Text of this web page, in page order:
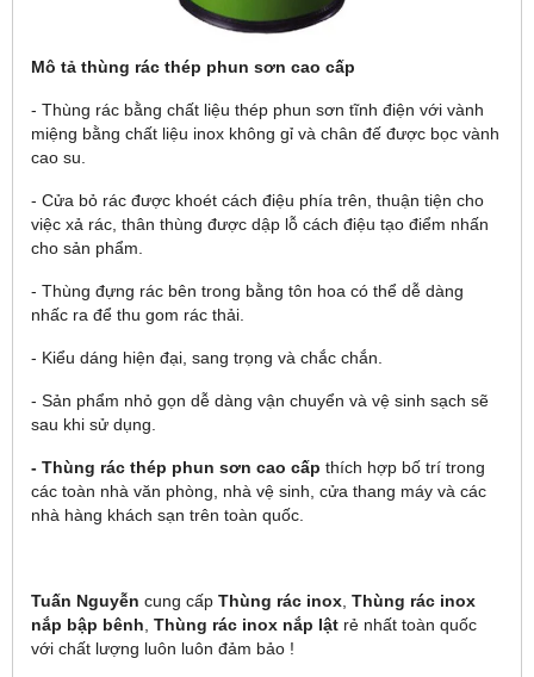
Mô tả thùng rác thép phun sơn cao cấp
- Thùng rác bằng chất liệu thép phun sơn tĩnh điện với vành
miệng bằng chất liệu inox không gỉ và chân đế được bọc vành
cao su.
- Cửa bỏ rác được khoét cách điệu phía trên, thuận tiện cho
việc xả rác, thân thùng được dập lỗ cách điệu tạo điểm nhấn
cho sản phẩm.
- Thùng đựng rác bên trong bằng tôn hoa có thể dễ dàng
nhấc ra để thu gom rác thải.
- Kiểu dáng hiện đại, sang trọng và chắc chắn.
- Sản phẩm nhỏ gọn dễ dàng vận chuyển và vệ sinh sạch sẽ
sau khi sử dụng.
- Thùng rác thép phun sơn cao cấp thích hợp bố trí trong
các toàn nhà văn phòng, nhà vệ sinh, cửa thang máy và các
nhà hàng khách sạn trên toàn quốc.
Tuấn Nguyễn cung cấp Thùng rác inox Thùng rác inox
nắp bập bênh Thùng rác inox nắp lật rẻ nhất toàn quốc
với chất lượng luôn luôn đảm bảo !